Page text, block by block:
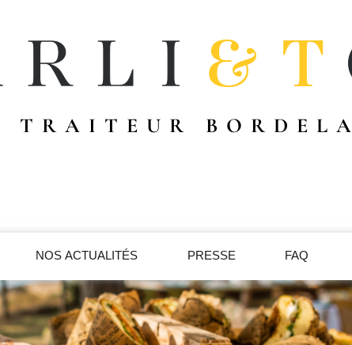
TRAITEUR
NOS ACTUALITÉS PRESSE FAQ